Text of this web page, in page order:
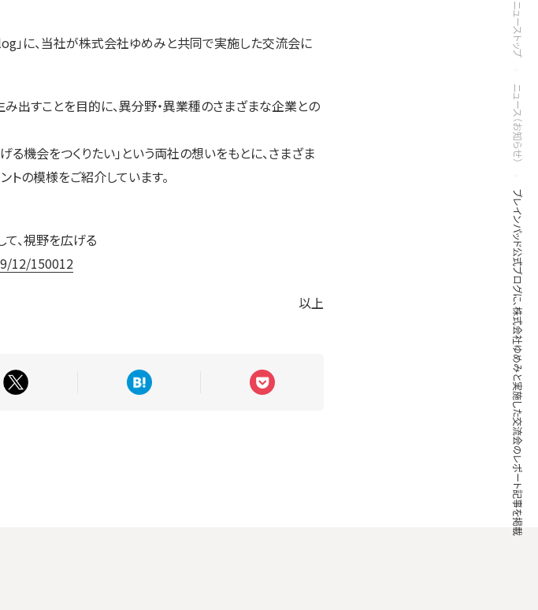
ニューストップ
ニュース（お知らせ）
ブレインパッド公式ブログに、株式会社ゆめみと実施した交流会のレポート記事を掲載
」に、当社が株式会社ゆめみと共同で実施した交流会に
出すことを目的に、異分野・異業種のさまざまな企業との
機会をつくりたい」という両社の想いをもとに、さまざま
の模様をご紹介しています。
、視野を広げる
12/150012
以上